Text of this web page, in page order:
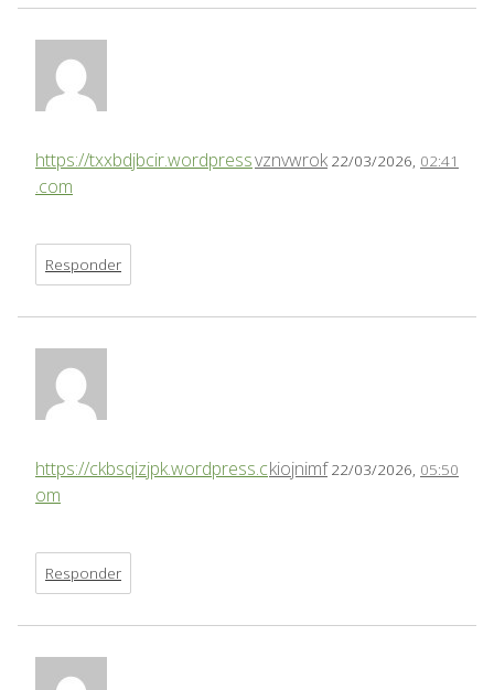
vznvwrok 22/03/2026, 02:41
https://txxbdjbcir.wordpress
.com
Responder
kiojnimf 22/03/2026, 05:50
https://ckbsqizjpk.wordpress.c
om
Responder